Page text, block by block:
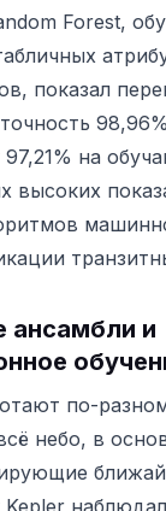
Forest,
показал
на
высоких
ансамбли и
по-
небо, в
Kepler